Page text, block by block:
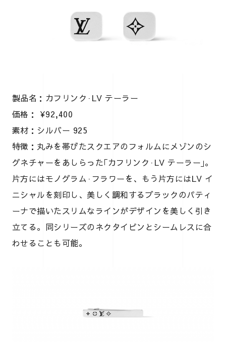
製品名：カフリンク·LV テーラー
価格： ¥92,400
素材：シルバー 925
特徴：丸みを帯びたスクエアのフォルムにメゾンのシ
グネチャーをあしらった｢カフリンク·LV テーラー｣。
片方にはモノグラム·フラワーを、もう片方にはLV イ
ニシャルを刻印し、美しく調和するブラックのパティ
ーナで描いたスリムなラインがデザインを美しく引き
立てる。同シリーズのネクタイピンとシームレスに合
わせることも可能。